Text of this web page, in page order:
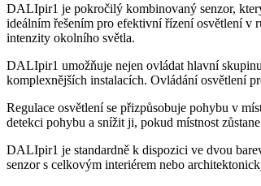
DALIpir1 je pokročilý kombinovaný senzor,
ideálním řešením pro efektivní řízení osvětlení v
intenzity okolního světla.
DALIpir1 umožňuje nejen ovládat hlavní
komplexnějších instalacích. Ovládání osvětlení
Regulace osvětlení se přizpůsobuje pohybu v
detekci pohybu a snížit ji, pokud místnost
DALIpir1 je standardně k dispozici ve dvou
senzor s celkovým interiérem nebo